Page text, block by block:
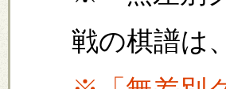
戦の棋譜は